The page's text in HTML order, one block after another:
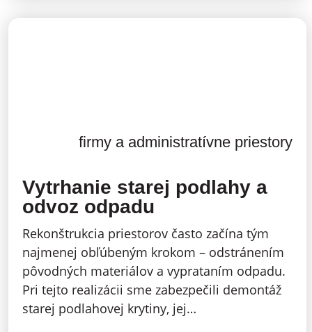
firmy a administratívne priestory
Vytrhanie starej podlahy a
odvoz odpadu
Rekonštrukcia priestorov často začína tým
najmenej obľúbeným krokom – odstránením
pôvodných materiálov a vyprataním odpadu.
Pri tejto realizácii sme zabezpečili demontáž
starej podlahovej krytiny, jej…